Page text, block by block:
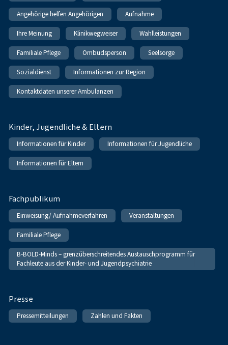
Angehörige helfen Angehörigen Aufnahme
Ihre Meinung Klinikwegweiser Wahlleistungen
Familiale Pflege Ombudsperson Seelsorge
Sozialdienst Informationen zur Region
Kontaktdaten unserer Ambulanzen
Kinder, Jugendliche & Eltern
Informationen für Kinder Informationen für Jugendliche
Informationen für Eltern
Fachpublikum
Einweisung/ Aufnahmeverfahren Veranstaltungen
Familiale Pflege
B-BOLD-Minds – grenzüberschreitendes Austauschprogramm für
Fachleute aus der Kinder- und Jugendpsychiatrie
Presse
Pressemitteilungen Zahlen und Fakten